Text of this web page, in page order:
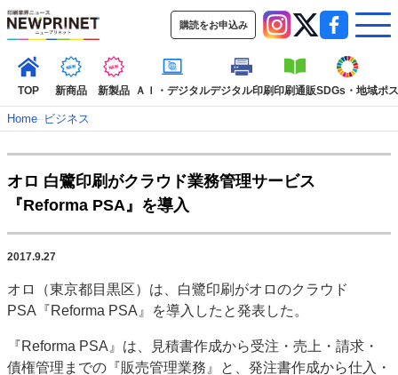
購読をお申込み
TOP 新商品 新製品 ＡＩ・デジタルデジタル印刷印刷通販SDGs・地域ポ
TOP
特集記事
インタビュー
コレクション
SDGs・地域
ポストプレス ビジネス イベント
特集記事カテゴリー一覧
Home–ビジネス
オロ 白鷺印刷がクラウド業務管理サービス
『Reforma PSA』を導入
2017.9.27
オロ（東京都目黒区）は、白鷺印刷がオロのクラウド
PSA『Reforma PSA』を導入したと発表した。
『Reforma PSA』は、見積書作成から受注・売上・請求・
債権管理までの『販売管理業務』と、発注書作成から仕入・